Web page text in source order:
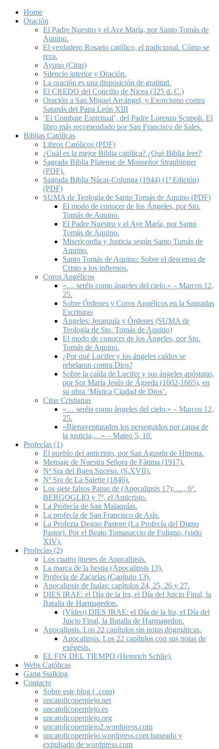
Home
Oración
El Padre Nuestro y el Ave María, por Santo Tomás de
Aquino.
El verdadero Rosario católico, el tradicional. Cómo se
reza.
Ayuno (Citas)
Silencio interior y Oración.
La oración es una disposición de gratitud.
El CREDO del Concilio de Nicea (325 d. C.)
Oración a San Miguel Arcángel, y Exorcismo contra
Satanás del Papa León XIII
‘El Combate Espiritual’, del Padre Lorenzo Scupoli. El
libro más recomendado por San Francisco de Sales.
Biblias Católicas
Libros Católicos (PDF)
¿Cuál es la mejor Biblia católica? ¿Qué Biblia leer?
Sagrada Biblia Platense de Monseñor Straubinger
(PDF).
Sagrada Biblia Nácar-Colunga (1944) (1ª Edición)
(PDF)
SUMA de Teología de Santo Tomás de Aquino (PDF)
El modo de conocer de los Ángeles, por Sto.
Tomás de Aquino.
El Padre Nuestro y el Ave María, por Santo
Tomás de Aquino.
Misericordia y Justicia según Santo Tomás de
Aquino.
Santo Tomás de Aquino: Sobre el descenso de
Cristo a los infiernos.
Coros Angélicos
«… seréis como ángeles del cielo.» – Marcos 12,
25.
Sobre Órdenes y Coros Angélicos en la Sagradas
Escrituras
Ángeles: Jerarquía y Órdenes (SUMA de
Teología de Sto. Tomás de Aquino)
El modo de conocer de los Ángeles, por Sto.
Tomás de Aquino.
¿Por qué Lucifer y los ángeles caídos se
rebelaron contra Dios?
Sobre la caída de Lucifer y sus ángeles apóstatas,
por Sor María Jesús de Ágreda (1602-1665), en
su obra ‘Mística Ciudad de Dios’.
Citas Cristianas
«… seréis como ángeles del cielo.» – Marcos 12,
25.
«Bienaventurados los perseguidos por causa de
la justicia,…» – Mateo 5, 10.
Profecías (1)
El pueblo del anticristo, por San Agustín de Hipona.
Mensaje de Nuestra Señora de Fátima (1917).
Nª Sra del Buen Suceso. (S.XVII).
Nª Sra de La Salette (1846).
Los siete falsos Papas de (Apocalipsis 17): …, 6º.
BERGOGLIO y 7º, el Anticristo.
La Profecía de San Malaquías.
La profecía de San Francisco de Asís.
La Profezia Degno Pastore (La Profecía del Digno
Pastor). Por el Beato Tomasuccio de Foligno, (siglo
XIV).
Profecías (2)
Los cuatro jinetes de Apocalipsis.
La marca de la bestia (Apocalipsis 13).
Profecía de Zacarías (Capítulo 13).
Apocalipsis de Isaías: capítulos 24, 25, 26 y 27.
DIES IRAE: el Día de la Ira, el Día del Juicio Final, la
Batalla de Harmagedon.
(Vídeo) DIES IRAE: el Día de la Ira, el Día del
Juicio Final, la Batalla de Harmagedon.
Apocalipsis. Los 22 capítulos sin notas dogmáticas.
Apocalipsis. Los 22 capítulos con sus notas de
exégesis.
EL FIN DEL TIEMPO (Heinrich Schlie).
Webs Católicas
Gang Stalking
Contacto
Sobre este blog ( .com)
uncatolicoperplejo.net
uncatolicoperplejo.es
uncatolicoperplejo.org
uncatolicoperplejo2.wordpress.com
uncatolicoperplejo.wordpress.com baneado y
expulsado de wordpress.com